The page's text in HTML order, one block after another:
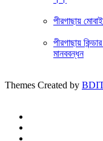
পীরগাছায়
পীরগাছায়
মানববন্ধন
Themes Created by